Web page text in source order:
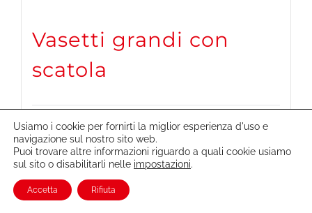
Vasetti grandi con
scatola
Dettagli
Usiamo i cookie per fornirti la miglior esperienza d'uso e
navigazione sul nostro sito web.
Puoi trovare altre informazioni riguardo a quali cookie usiamo
sul sito o disabilitarli nelle impostazioni.
Accetta Rifiuta